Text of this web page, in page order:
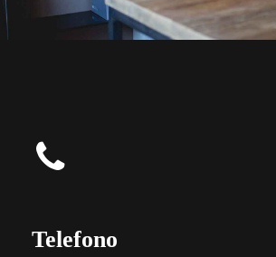
Telefono